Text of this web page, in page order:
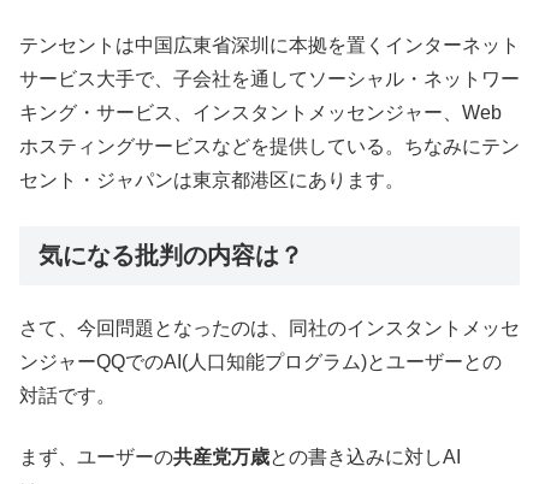
テンセントは中国広東省深圳に本拠を置くインターネット
サービス大手で、子会社を通してソーシャル・ネットワー
キング・サービス、インスタントメッセンジャー、Web
ホスティングサービスなどを提供している。ちなみにテン
セント・ジャパンは東京都港区にあります。
気になる批判の内容は？
さて、今回問題となったのは、同社のインスタントメッセ
ンジャーQQでのAI(人口知能プログラム)とユーザーとの
対話です。
まず、ユーザーの共産党万歳との書き込みに対しAI